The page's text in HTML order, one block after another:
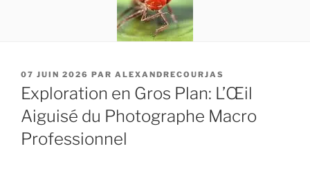
PUBLIÉ
LE
07 JUIN 2026 PAR ALEXANDRECOURJAS
Exploration en Gros Plan: L’Œil
Aiguisé du Photographe Macro
Professionnel